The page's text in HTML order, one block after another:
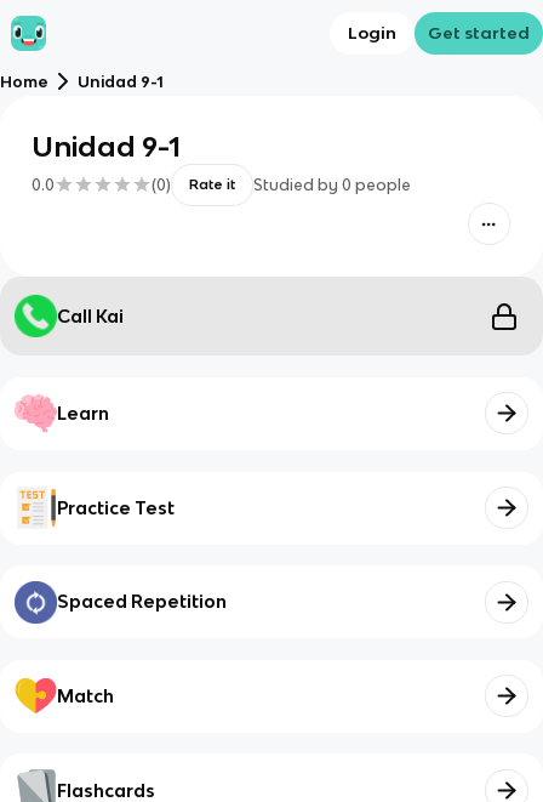
Login Get started
Home Unidad 9-1
Unidad 9-1
0.0 (0) Rate it Studied by 0 people
Call Kai
Learn
Practice Test
Spaced Repetition
Match
Flashcards